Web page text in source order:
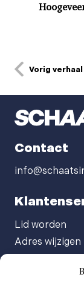
Vorig verhaal
Contact
Lid worden
Adres wijzigen
Abonnement